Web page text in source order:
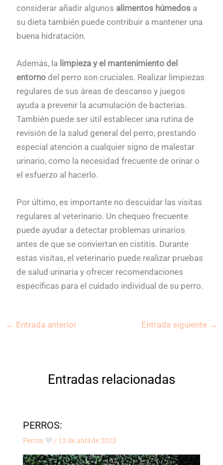
considerar añadir algunos alimentos húmedos a
su dieta también puede contribuir a mantener una
buena hidratación.
Además, la limpieza y el mantenimiento del
entorno del perro son cruciales. Realizar limpiezas
regulares de sus áreas de descanso y juegos
ayuda a prevenir la acumulación de bacterias.
También puede ser útil establecer una rutina de
revisión de la salud general del perro, prestando
especial atención a cualquier signo de malestar
urinario, como la necesidad frecuente de orinar o
el esfuerzo al hacerlo.
Por último, es importante no descuidar las visitas
regulares al veterinario. Un chequeo frecuente
puede ayudar a detectar problemas urinarios
antes de que se conviertan en cistitis. Durante
estas visitas, el veterinario puede realizar pruebas
de salud urinaria y ofrecer recomendaciones
específicas para el cuidado individual de su perro.
← Entrada anterior Entrada siguiente →
Entradas relacionadas
PERROS:
Perros / 13 de abril de 2023